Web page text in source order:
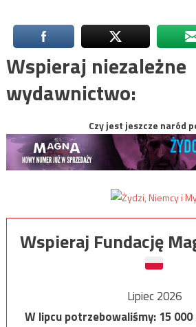
Wspieraj niezależne
wydawnictwo:
Czy jest jeszcze naród
Wspieraj Fundację
Lipiec 2026
W lipcu potrzebowaliśmy:15 000